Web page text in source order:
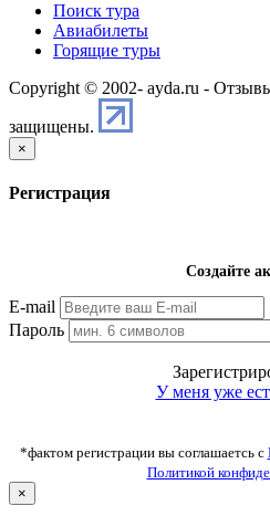
Поиск тура
Авиабилеты
Горящие туры
Copyright © 2002- ayda.ru -
защищены.
×
Регистрация
Создайте
E-mail
Пароль
У меня уже
*фактом регистрации вы соглашаетсь с
Политикой
×